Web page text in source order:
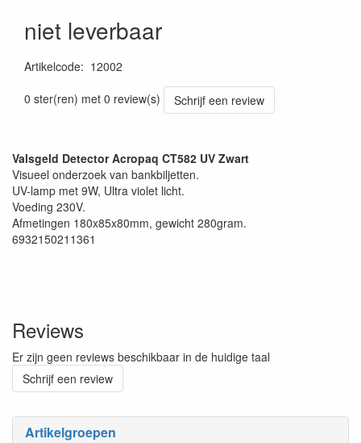
Artikelgroepen
niet leverbaar
Artikelcode: 12002
0 ster(ren) met 0 review(s)
Schrijf een review
Valsgeld Detector Acropaq CT582 UV Zwart
Visueel onderzoek van bankbiljetten.
UV-lamp met 9W, Ultra violet licht.
Voeding 230V.
Afmetingen 180x85x80mm, gewicht 280gram.
6932150211361
Reviews
Er zijn geen reviews beschikbaar in de huidige taal
Schrijf een review